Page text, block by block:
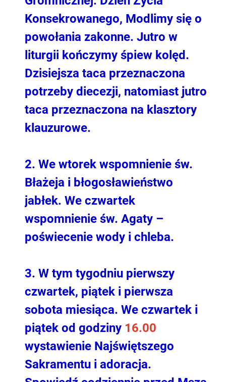
Konsekrowanego, Modlimy się o
powołania zakonne. Jutro w
liturgii kończymy śpiew kolęd.
Dzisiejsza taca przeznaczona
potrzeby diecezji, natomiast jutro
taca przeznaczona na klasztory
klauzurowe.
2. We wtorek wspomnienie św.
Błażeja i błogosławieństwo
jabłek. We czwartek
wspomnienie św. Agaty –
poświecenie wody i chleba.
3. W tym tygodniu pierwszy
czwartek, piątek i pierwsza
sobota miesiąca. We czwartek i
piątek od godziny 16.00
wystawienie Najświętszego
Sakramentu i adoracja.